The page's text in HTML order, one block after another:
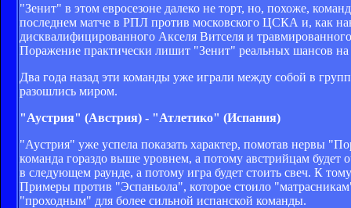
"Зенит" в этом евросезоне далеко не торт, но, похоже,
последнем матче в РПЛ против московского ЦСКА и, как
дисквалифицированного Акселя Витселя и
Поражение практически лишит "Зенит" реальных шансов
Два года назад эти команды уже играли между собой в
разошлись миром.
"Аустрия" (Австрия) - "Атлетико" (Испания)
"Аустрия" уже успела показать характер, помотав нервы
команда гораздо выше уровнем, а потому австрийцам будет
в следующем раунде, а потому игра будет стоить свеч. К
Примеры против "Эспаньола", которое стоило
"проходным" для более сильной испанской команды.